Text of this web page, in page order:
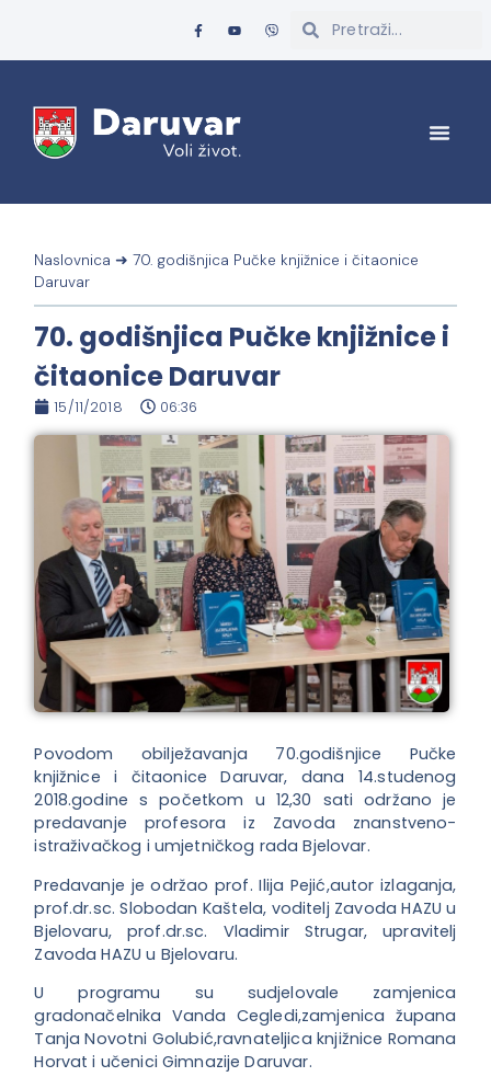
Naslovnica ➜70. godišnjica Pučke knjižnice i čitaonice
Daruvar
70. godišnjica Pučke knjižnice i
čitaonice Daruvar
15/11/2018 06:36
Povodom obilježavanja 70.godišnjice Pučke
knjižnice i čitaonice Daruvar, dana 14.studenog
2018.godine s početkom u 12,30 sati održano je
predavanje profesora iz Zavoda znanstveno-
istraživačkog i umjetničkog rada Bjelovar.
Predavanje je održao prof. Ilija Pejić,autor izlaganja,
prof.dr.sc. Slobodan Kaštela, voditelj Zavoda HAZU u
Bjelovaru, prof.dr.sc. Vladimir Strugar, upravitelj
Zavoda HAZU u Bjelovaru.
U programu su sudjelovale zamjenica
gradonačelnika Vanda Cegledi,zamjenica župana
Tanja Novotni Golubić,ravnateljica knjižnice Romana
Horvat i učenici Gimnazije Daruvar.